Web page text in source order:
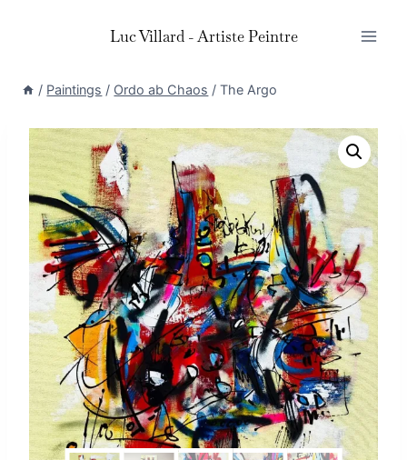
Luc Villard - Artiste Peintre
/ Paintings / Ordo ab Chaos / The Argo